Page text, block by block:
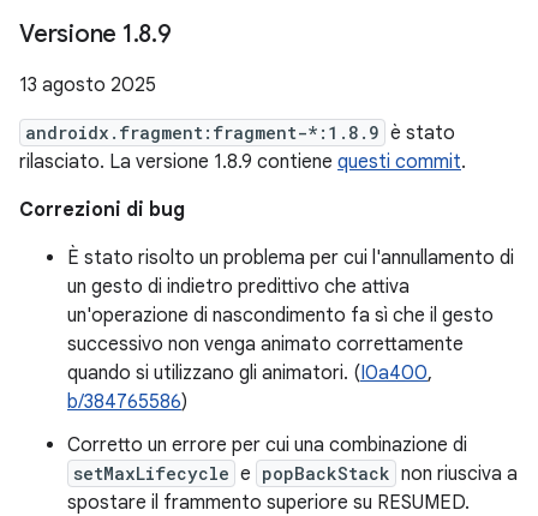
Versione 1.8.9
13 agosto 2025
androidx.fragment:fragment-*:1.8.9 è stato
rilasciato. La versione 1.8.9 contiene questi commit.
Correzioni di bug
È stato risolto un problema per cui l'annullamento di
un gesto di indietro predittivo che attiva
un'operazione di nascondimento fa sì che il gesto
successivo non venga animato correttamente
quando si utilizzano gli animatori. (I0a400,
b/384765586)
Corretto un errore per cui una combinazione di
setMaxLifecycle e popBackStack non riusciva a
spostare il frammento superiore su RESUMED.